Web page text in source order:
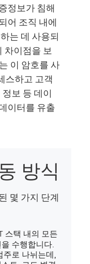
정보가 침해
어 조직 내에
는 데 사용되
차이점을 보
이 암호를 사
스하고 고객
보 등 데이
이터를 유출
방식
몇 가지 단계
스택 내의 모든
수행합니다.
주로 나뉘는데,